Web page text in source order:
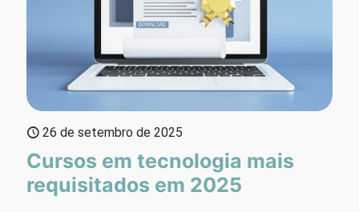
26 de setembro de 2025
Cursos em tecnologia mais
requisitados em 2025